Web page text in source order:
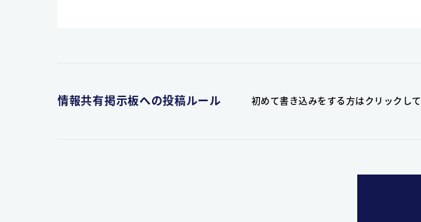
情報共有掲示板への投稿ルール 初めて書き込みをする方はクリックして